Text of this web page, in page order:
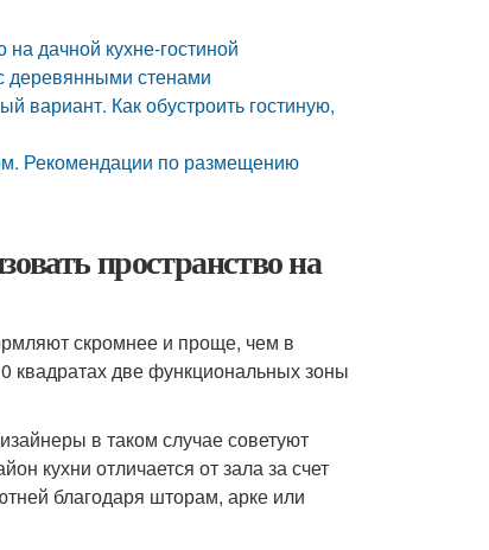
на дачной кухне-гостиной
деревянными стенами
вариант. Как обустроить гостиную,
Рекомендации по размещению
пространство на
скромнее и проще, чем в
квадратах две функциональных зоны
в таком случае советуют
кухни отличается от зала за счет
благодаря шторам, арке или